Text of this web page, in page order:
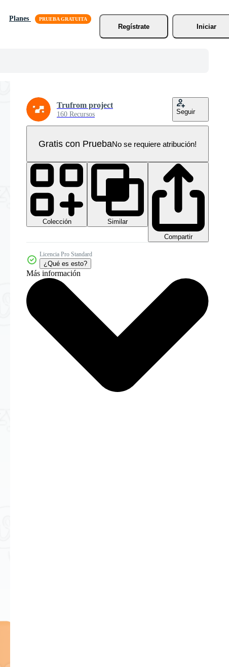
Planes
Regístrate
Iniciar
Trufrom project
160 Recursos Seguir
Gratis con PruebaNo se requiere atribución!
Colección
Similar
Compartir
Licencia Pro Standard
¿Qué es esto?
Más información